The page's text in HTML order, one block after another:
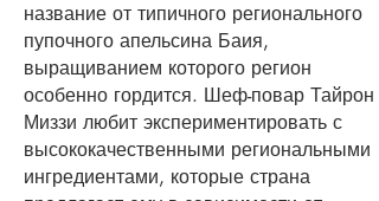
название от типичного регионального
пупочного апельсина Баия,
выращиванием которого регион
особенно гордится. Шеф-повар Тайрон
Миззи любит экспериментировать с
высококачественными региональными
ингредиентами, которые страна